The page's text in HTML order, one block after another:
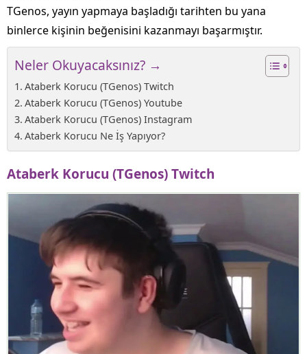
TGenos, yayın yapmaya başladığı tarihten bu yana
binlerce kişinin beğenisini kazanmayı başarmıştır.
Neler Okuyacaksınız? →
Ataberk Korucu (TGenos) Twitch
Ataberk Korucu (TGenos) Youtube
Ataberk Korucu (TGenos) Instagram
Ataberk Korucu Ne İş Yapıyor?
Ataberk Korucu (TGenos) Twitch